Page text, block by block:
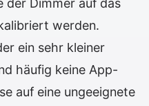
der Dimmer auf das
werden.
ein sehr kleiner
häufig keine App-
auf eine ungeeignete